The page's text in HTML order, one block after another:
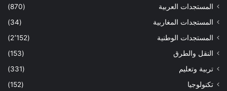
المستجدات العربية
(870)
المستجدات المغاربية
(34)
المستجدات الوطنية
(2٬152)
النقل والطرق
(153)
تربية وتعليم
(331)
تكنولوجيا
(152)